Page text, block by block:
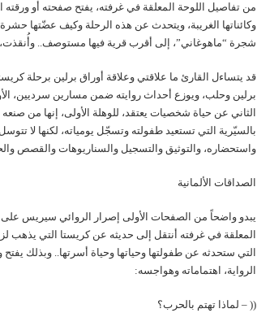
من تفاصيل اللوحة المعلقة في غرفته، يفتح صفحته أو ورقته
وكائناتها الغريبة، ويتحدث عن هذه الرحلة وكيف عضّتها
شجرة “ماهوغاني”، إلى أقرب قرية فيها مستوصف.. وأُنقذت،
قد يتساءل القارئ ما علاقتي وعلاقة أوراق برلين برحلة
برلين وحلب، ويوزع أحداث روايته ضمن مسارين سرديين،
الثاني عن حياة شخصيات يعتقد، للوهلة الأولى، إنها من
بالسيّرية التي تستعيد طفولته وتسجّل يومياته، لكنها لا
واستحضاره، والتوثيق والتسجيل والسناريوهات والقصص
الصداقات الألمانية
يبدو واضحاً من الصفحات الأولى إصرار الروائي سيريس على
المعلقة في غرفته أنتقل إلى حديثه عن كريستا التي يذهب
التي ستحدثه عن طفولتها وحياتها وحياة أسرتها.. وبذلك
الرواية، اهتماماته وهواجسه:
(( – لماذا تهتم بالحرب؟